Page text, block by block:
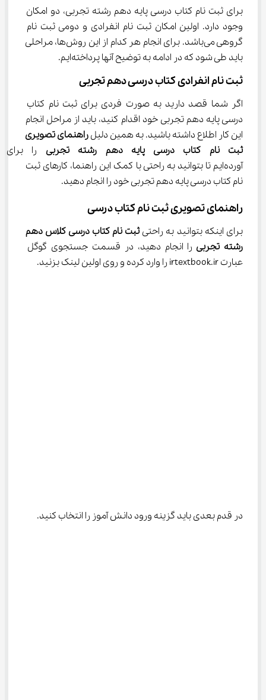
برای ثبت نام کتاب درسی پایه دهم رشته تجربی، دو امکان
وجود دارد. اولین امکان ثبت نام انفرادی و دومی ثبت نام
گروهی می‌باشد. برای انجام هر کدام از این روش‌ها، مراحلی
باید طی شود که در ادامه به توضیح آنها پرداخته‌ایم.
ثبت نام انفرادی کتاب درسی دهم تجربی
اگر شما قصد دارید به صورت فردی برای ثبت نام کتاب
درسی پایه دهم تجربی خود اقدام کنید، باید از مراحل انجام
این کار اطلاع داشته باشید. به همین دلیل راهنمای تصویری
ثبت نام کتاب درسی پایه دهم رشته تجربی را
آورده‌ایم تا بتوانید به راحتی با کمک این راهنما، کارهای ثبت
نام کتاب درسی پایه دهم تجربی خود را انجام دهید.
راهنمای تصویری ثبت نام کتاب درسی
برای اینکه بتوانید به راحتی ثبت نام کتاب درسی کلاس دهم
رشته تجربی را انجام دهید، در قسمت جستجوی گوگل
عبارت irtextbook.ir را وارد کرده و روی اولین لینک بزنید.
در قدم بعدی باید گزینه ورود دانش آموز را انتخاب کنید.